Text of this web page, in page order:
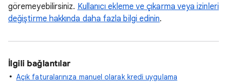
göremeyebilirsiniz. Kullanıcı ekleme ve çıkarma veya izinleri
değiştirme hakkında daha fazla bilgi edinin.
İlgili bağlantılar
Açık faturalarınıza manuel olarak kredi uygulama